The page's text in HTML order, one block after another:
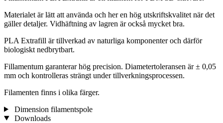
Materialet är lätt att använda och her en hög utskriftskvalitet när det
gäller detaljer. Vidhäftning av lagren är också mycket bra.
PLA Extrafill är tillverkad av naturliga komponenter och därför
biologiskt nedbrytbart.
Fillamentum garanterar hög precision. Diametertoleransen är ± 0,05
mm och kontrolleras strängt under tillverkningsprocessen.
Filamenten finns i olika färger.
Dimension filamentspole
Downloads